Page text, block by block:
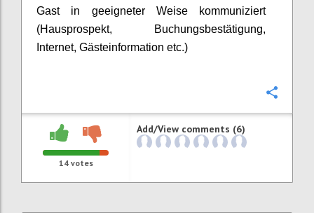
Gast in geeigneter Weise kommuniziert
(Hausprospekt, Buchungsbestätigung,
Internet, Gästeinformation etc.)
14votes
Add/View comments (6)